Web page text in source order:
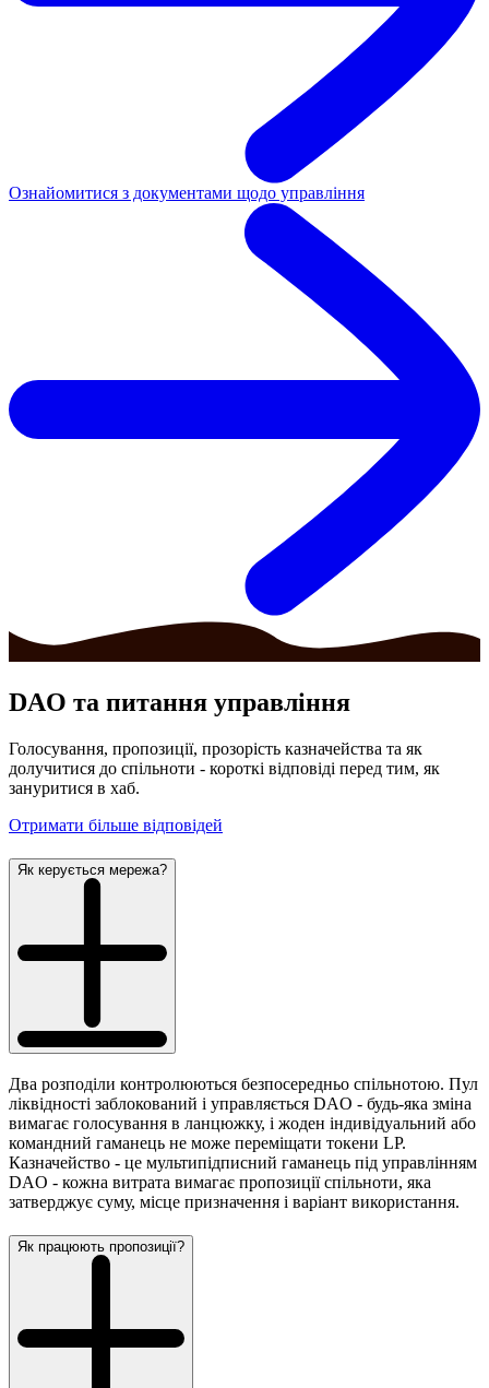
Ознайомитися з документами щодо управління
DAO та питання управління
Голосування, пропозиції, прозорість казначейства та як
долучитися до спільноти - короткі відповіді перед тим, як
зануритися в хаб.
Отримати більше відповідей
Як керується мережа?
Два розподіли контролюються безпосередньо спільнотою. Пул
ліквідності заблокований і управляється DAO - будь-яка зміна
вимагає голосування в ланцюжку, і жоден індивідуальний або
командний гаманець не може переміщати токени LP.
Казначейство - це мультипідписний гаманець під управлінням
DAO - кожна витрата вимагає пропозиції спільноти, яка
затверджує суму, місце призначення і варіант використання.
Як працюють пропозиції?